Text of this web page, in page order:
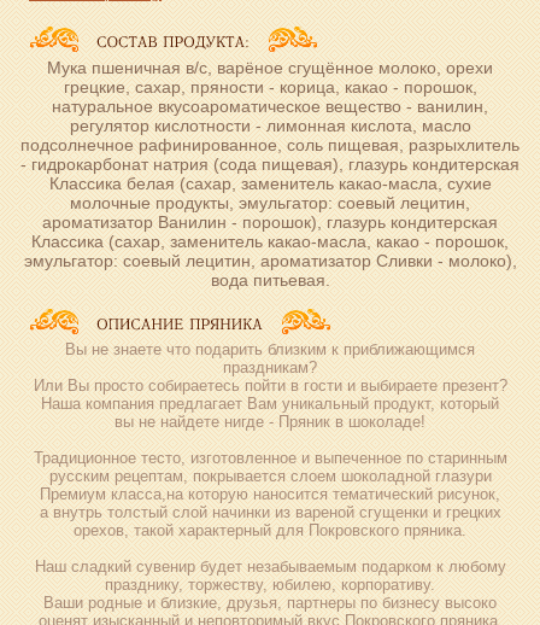
Мука пшеничная в/с, варёное сгущённое молоко, орехи
грецкие, сахар, пряности - корица, какао - порошок,
натуральное вкусоароматическое вещество - ванилин,
регулятор кислотности - лимонная кислота, масло
подсолнечное рафинированное, соль пищевая, разрыхлитель
- гидрокарбонат натрия (сода пищевая), глазурь кондитерская
Классика белая (сахар, заменитель какао-масла, сухие
молочные продукты, эмульгатор: соевый лецитин,
ароматизатор Ванилин - порошок), глазурь кондитерская
Классика (сахар, заменитель какао-масла, какао - порошок,
эмульгатор: соевый лецитин, ароматизатор Сливки - молоко),
вода питьевая.
Вы не знаете что подарить близким к приближающимся
праздникам?
Или Вы просто собираетесь пойти в гости и выбираете презент?
Наша компания предлагает Вам уникальный продукт, который
вы не найдете нигде - Пряник в шоколаде!
Традиционное тесто, изготовленное и выпеченное по старинным
русским рецептам, покрывается слоем шоколадной глазури
Премиум класса,на которую наносится тематический рисунок,
а внутрь толстый слой начинки из вареной сгущенки и грецких
орехов, такой характерный для Покровского пряника.
Наш сладкий сувенир будет незабываемым подарком к любому
празднику, торжеству, юбилею, корпоративу.
Ваши родные и близкие, друзья, партнеры по бизнесу высоко
оценят изысканный и неповторимый вкус Покровского пряника.